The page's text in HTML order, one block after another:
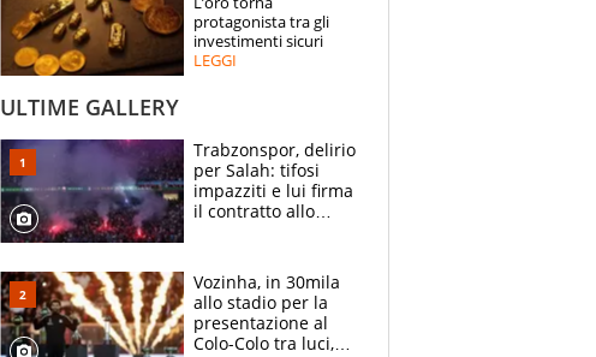
ESPERTI
CONTATTI
protagonista tra gli
investimenti sicuri
LEGGI
ULTIME GALLERY
Trabzonspor, delirio
per Salah: tifosi
impazziti e lui firma
il contratto allo
Vozinha, in 30mila
allo stadio per la
presentazione al
Colo-Colo tra luci,